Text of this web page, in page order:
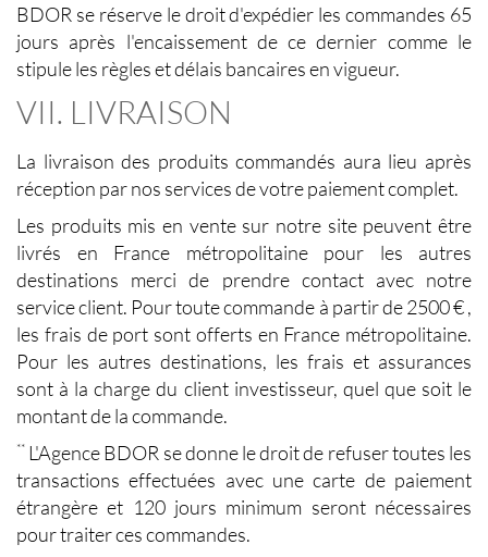
BDOR se réserve le droit d'expédier les commandes 65
jours après l'encaissement de ce dernier comme le
stipule les règles et délais bancaires en vigueur.
VII. LIVRAISON
La livraison des produits commandés aura lieu après
réception par nos services de votre paiement complet.
Les produits mis en vente sur notre site peuvent être
livrés en France métropolitaine pour les autres
destinations merci de prendre contact avec notre
service client. Pour toute commande à partir de 2500 € ,
les frais de port sont offerts en France métropolitaine.
Pour les autres destinations, les frais et assurances
sont à la charge du client investisseur, quel que soit le
montant de la commande.
** L'Agence BDOR se donne le droit de refuser toutes les
transactions effectuées avec une carte de paiement
étrangère et 120 jours minimum seront nécessaires
pour traiter ces commandes.